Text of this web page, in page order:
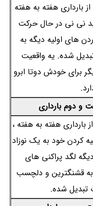
بارداری هفته به هفته
نی نی در حال حرکت
های اولیه دیگه به
شده. یه واقعیت
برای خودش دوتا ابرو
هفته به هفته ،
کردن خود به یک نوزاد
لگد پراکنی های
به قشنگترین و دلچسب
تبدیل شده.